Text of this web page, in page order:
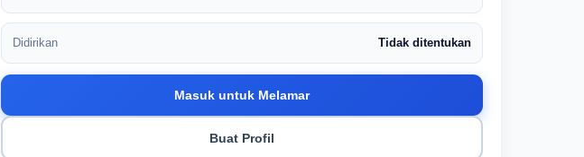
Didirikan Tidak ditentukan
Masuk untuk Melamar
Buat Profil